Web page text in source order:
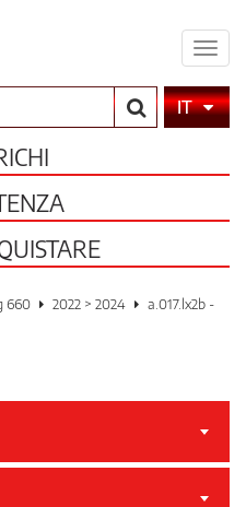
il
CercaIT
660 2022 > 2024
a.017.lx2b -